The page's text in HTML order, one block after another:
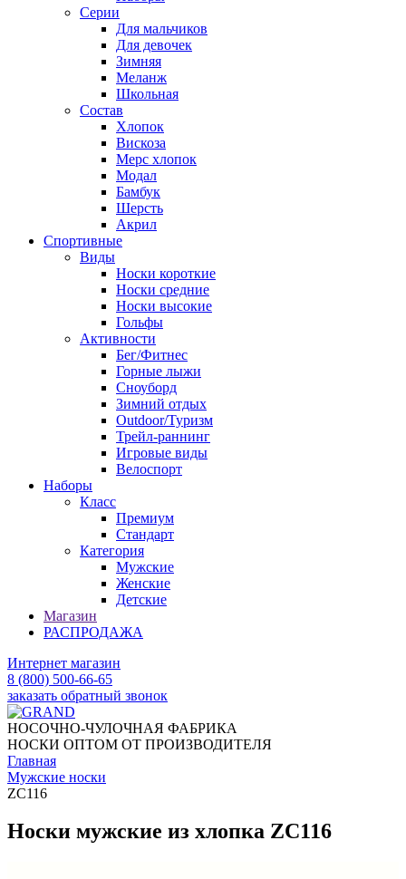
Серии
Для мальчиков
Для девочек
Зимняя
Меланж
Школьная
Состав
Хлопок
Вискоза
Мерс хлопок
Модал
Бамбук
Шерсть
Акрил
Спортивные
Виды
Носки короткие
Носки средние
Носки высокие
Гольфы
Активности
Бег/Фитнес
Горные лыжи
Сноуборд
Зимний отдых
Outdoor/Туризм
Трейл-раннинг
Игровые виды
Велоспорт
Наборы
Класс
Премиум
Стандарт
Категория
Мужские
Женские
Детские
Магазин
РАСПРОДАЖА
Интернет магазин
8 (800) 500-66-65
заказать обратный звонок
НОСОЧНО-ЧУЛОЧНАЯ ФАБРИКА
НОСКИ ОПТОМ ОТ ПРОИЗВОДИТЕЛЯ
Главная
Мужские носки
ZC116
Носки мужские из хлопка ZC116